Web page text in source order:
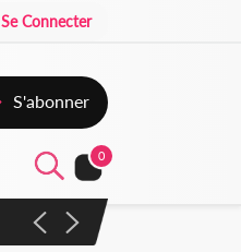
Se Connecter
S'abonner
0